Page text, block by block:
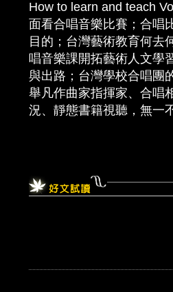
How to learn and teach
面看合唱音樂比賽；合唱
目的；台灣藝術教育何去
唱音樂課開拓藝術人文學
與出路；台灣學校合唱團
舉凡作曲家指揮家、合唱
況、靜態書籍視聽，無一